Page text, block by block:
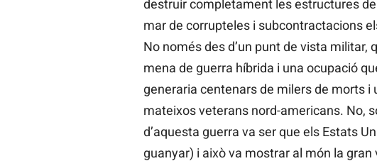
destruir completament les estructures
mar de corrupteles i subcontractacions
No només des d’un punt de vista militar,
mena de guerra híbrida i una ocupació
generaria centenars de milers de morts
mateixos veterans nord-americans. No,
d’aquesta guerra va ser que els Estats
guanyar) i això va mostrar al món la